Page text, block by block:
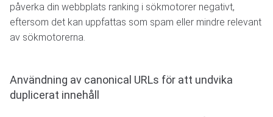
påverka din webbplats ranking i sökmotorer negativt,
eftersom det kan uppfattas som spam eller mindre relevant
av sökmotorerna.
Användning av canonical URLs för att undvika
duplicerat innehåll